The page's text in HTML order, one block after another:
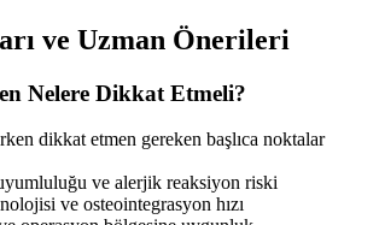
ve Uzman Önerileri
Nelere Dikkat Etmeli?
dikkat etmen gereken başlıca noktalar
ve alerjik reaksiyon riski
ve osteointegrasyon hızı